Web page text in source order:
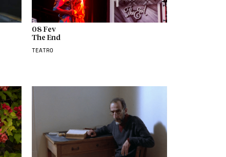
08 Fev
The End
TEATRO